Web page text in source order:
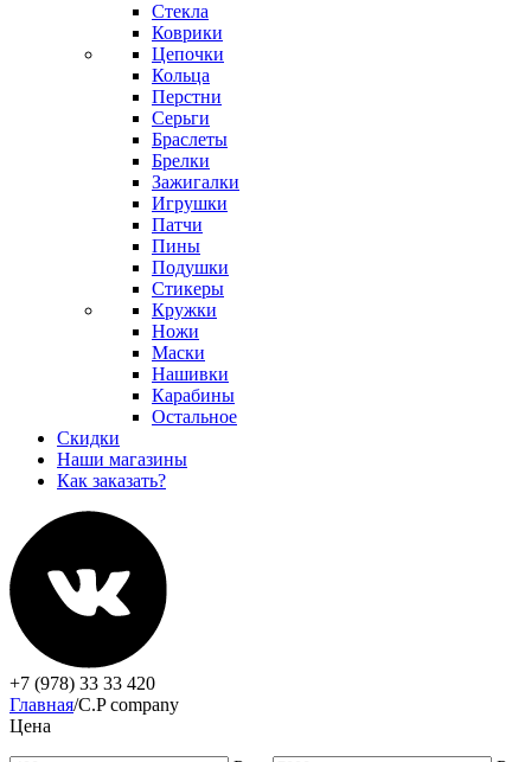
Стекла
Коврики
Цепочки
Кольца
Перстни
Серьги
Браслеты
Брелки
Зажигалки
Игрушки
Патчи
Пины
Подушки
Стикеры
Кружки
Ножи
Маски
Нашивки
Карабины
Остальное
Скидки
Наши магазины
Как заказать?
+7 (978) 33 33 420
Главная/C.P company
Цена